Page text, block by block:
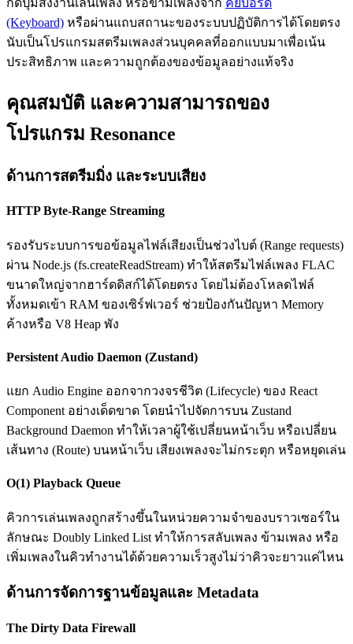
กดปุ่มสั่งงานเล่นเพลง หรือข้ามเพลงจาก คีย์บอร์ด
(Keyboard) หรือผ่านแถบสถานะของระบบปฏิบัติการได้โดยตรง
นับเป็นโปรแกรมสตรีมเพลงส่วนบุคคลที่ออกแบบมาเพื่อเน้น
ประสิทธิภาพ และความถูกต้องของข้อมูลอย่างแท้จริง
คุณสมบัติ และความสามารถของ
โปรแกรม Resonance
ด้านการสตรีมมิ่ง และระบบเสียง
HTTP Byte-Range Streaming
รองรับระบบการขอข้อมูลไฟล์เสียงเป็นช่วงไบต์ (Range requests)
ผ่าน Node.js (fs.createReadStream) ทำให้สตรีมไฟล์เพลง FLAC
ขนาดใหญ่จากฮาร์ดดิสก์ได้โดยตรง โดยไม่ต้องโหลดไฟล์
ทั้งหมดเข้า RAM ของเซิร์ฟเวอร์ ช่วยป้องกันปัญหา Memory
ค้างหรือ V8 Heap พัง
Persistent Audio Daemon (Zustand)
แยก Audio Engine ออกจากวงจรชีวิต (Lifecycle) ของ React
Component อย่างเด็ดขาด โดยนำไปจัดการบน Zustand
Background Daemon ทำให้เวลาผู้ใช้เปลี่ยนหน้าเว็บ หรือเปลี่ยน
เส้นทาง (Route) บนหน้าเว็บ เสียงเพลงจะไม่กระตุก หรือหยุดเล่น
O(1) Playback Queue
คิวการเล่นเพลงถูกสร้างขึ้นในหน่วยความจำของบราวเซอร์ใน
ลักษณะ Doubly Linked List ทำให้การสลับเพลง ข้ามเพลง หรือ
เพิ่มเพลงในคิวทำงานได้ด้วยความเร็วสูงไม่ว่าคิวจะยาวแค่ไหน
ด้านการจัดการฐานข้อมูลและ Metadata
The Dirty Data Firewall